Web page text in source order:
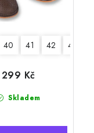
40 41 42 43
Skladem
299 Kč